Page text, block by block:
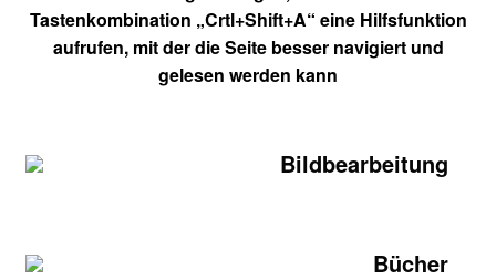
Tastenkombination „Crtl+Shift+A“ eine Hilfsfunktion
aufrufen, mit der die Seite besser navigiert und
gelesen werden kann
Bildbearbeitung
Bücher